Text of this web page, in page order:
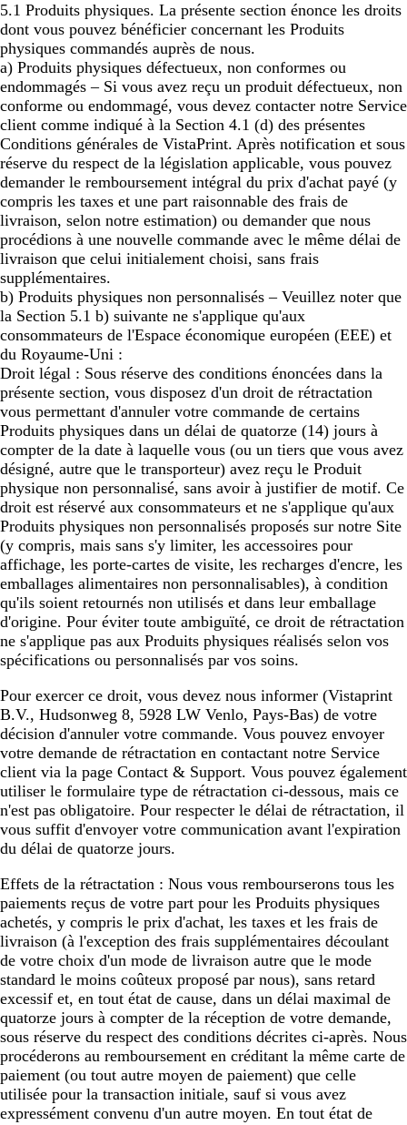
5.1 Produits physiques. La présente section énonce les droits
dont vous pouvez bénéficier concernant les Produits
physiques commandés auprès de nous.
a) Produits physiques défectueux, non conformes ou
endommagés – Si vous avez reçu un produit défectueux, non
conforme ou endommagé, vous devez contacter notre Service
client comme indiqué à la Section 4.1 (d) des présentes
Conditions générales de VistaPrint. Après notification et sous
réserve du respect de la législation applicable, vous pouvez
demander le remboursement intégral du prix d'achat payé (y
compris les taxes et une part raisonnable des frais de
livraison, selon notre estimation) ou demander que nous
procédions à une nouvelle commande avec le même délai de
livraison que celui initialement choisi, sans frais
supplémentaires.
b) Produits physiques non personnalisés – Veuillez noter que
la Section 5.1 b) suivante ne s'applique qu'aux
consommateurs de l'Espace économique européen (EEE) et
du Royaume-Uni :
Droit légal : Sous réserve des conditions énoncées dans la
présente section, vous disposez d'un droit de rétractation
vous permettant d'annuler votre commande de certains
Produits physiques dans un délai de quatorze (14) jours à
compter de la date à laquelle vous (ou un tiers que vous avez
désigné, autre que le transporteur) avez reçu le Produit
physique non personnalisé, sans avoir à justifier de motif. Ce
droit est réservé aux consommateurs et ne s'applique qu'aux
Produits physiques non personnalisés proposés sur notre Site
(y compris, mais sans s'y limiter, les accessoires pour
affichage, les porte-cartes de visite, les recharges d'encre, les
emballages alimentaires non personnalisables), à condition
qu'ils soient retournés non utilisés et dans leur emballage
d'origine. Pour éviter toute ambiguïté, ce droit de rétractation
ne s'applique pas aux Produits physiques réalisés selon vos
spécifications ou personnalisés par vos soins.
Pour exercer ce droit, vous devez nous informer (Vistaprint
B.V., Hudsonweg 8, 5928 LW Venlo, Pays-Bas) de votre
décision d'annuler votre commande. Vous pouvez envoyer
votre demande de rétractation en contactant notre Service
client via la page Contact & Support. Vous pouvez également
utiliser le formulaire type de rétractation ci-dessous, mais ce
n'est pas obligatoire. Pour respecter le délai de rétractation, il
vous suffit d'envoyer votre communication avant l'expiration
du délai de quatorze jours.
Effets de la rétractation : Nous vous rembourserons tous les
paiements reçus de votre part pour les Produits physiques
achetés, y compris le prix d'achat, les taxes et les frais de
livraison (à l'exception des frais supplémentaires découlant
de votre choix d'un mode de livraison autre que le mode
standard le moins coûteux proposé par nous), sans retard
excessif et, en tout état de cause, dans un délai maximal de
quatorze jours à compter de la réception de votre demande,
sous réserve du respect des conditions décrites ci-après. Nous
procéderons au remboursement en créditant la même carte de
paiement (ou tout autre moyen de paiement) que celle
utilisée pour la transaction initiale, sauf si vous avez
expressément convenu d'un autre moyen. En tout état de